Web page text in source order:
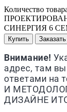
Количество
СИНЕРГИЯ 6
Купить
Внимание!
адрес, там
ответами на
И
ДИЗАЙНЕ